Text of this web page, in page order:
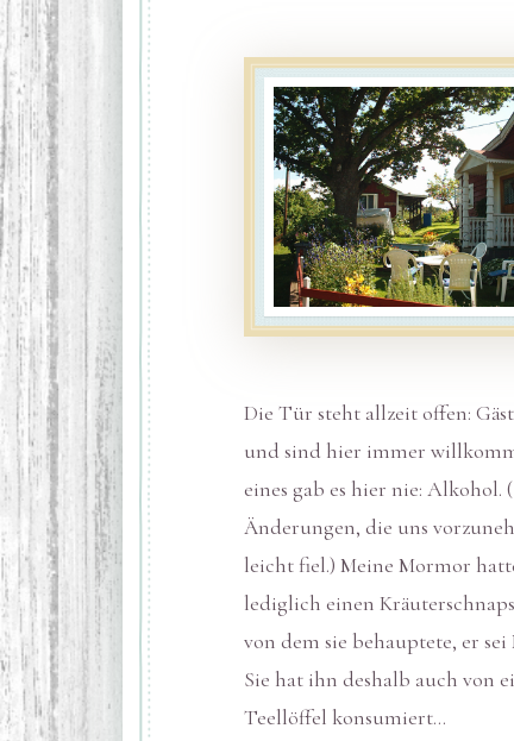
Die Tür steht allzeit offen:
und sind hier immer
eines gab es hier nie: Alkohol.
Änderungen, die uns
leicht fiel.) Meine Mormor
lediglich einen
von dem sie behauptete, er sei
Sie hat ihn deshalb auch von
Teellöffel konsumiert…